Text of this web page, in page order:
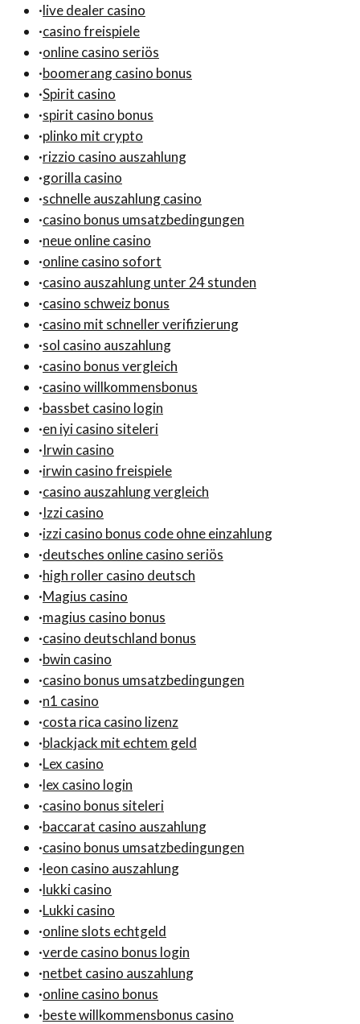
·live dealer casino
·casino freispiele
·online casino seriös
·boomerang casino bonus
·Spirit casino
·spirit casino bonus
·plinko mit crypto
·rizzio casino auszahlung
·gorilla casino
·schnelle auszahlung casino
·casino bonus umsatzbedingungen
·neue online casino
·online casino sofort
·casino auszahlung unter 24 stunden
·casino schweiz bonus
·casino mit schneller verifizierung
·sol casino auszahlung
·casino bonus vergleich
·casino willkommensbonus
·bassbet casino login
·en iyi casino siteleri
·Irwin casino
·irwin casino freispiele
·casino auszahlung vergleich
·Izzi casino
·izzi casino bonus code ohne einzahlung
·deutsches online casino seriös
·high roller casino deutsch
·Magius casino
·magius casino bonus
·casino deutschland bonus
·bwin casino
·casino bonus umsatzbedingungen
·n1 casino
·costa rica casino lizenz
·blackjack mit echtem geld
·Lex casino
·lex casino login
·casino bonus siteleri
·baccarat casino auszahlung
·casino bonus umsatzbedingungen
·leon casino auszahlung
·lukki casino
·Lukki casino
·online slots echtgeld
·verde casino bonus login
·netbet casino auszahlung
·online casino bonus
·beste willkommensbonus casino